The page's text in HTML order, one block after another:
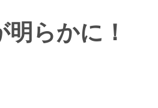
らかに！